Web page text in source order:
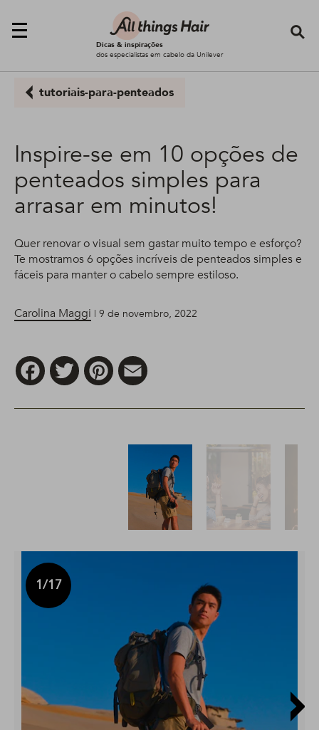
Dicas & inspirações
dos especialistas em cabelo da Unilever
tutoriais-para-penteados
Inspire-se em 10 opções de
penteados simples para
arrasar em minutos!
Quer renovar o visual sem gastar muito tempo e esforço?
Te mostramos 6 opções incríveis de penteados simples e
fáceis para manter o cabelo sempre estiloso.
Carolina Maggi | 9 de novembro, 2022
FacebookTwitter Pinterest
1/17